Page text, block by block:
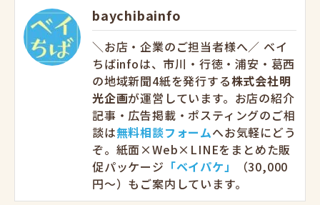
baychibainfo
＼お店・企業のご担当者様へ／ ベイ
ちばinfoは、市川・行徳・浦安・葛西
の地域新聞4紙を発行する株式会社明
光企画が運営しています。お店の紹介
記事・広告掲載・ポスティングのご相
談は無料相談フォームへお気軽にどう
ぞ。紙面×Web×LINEをまとめた販
促パッケージ 「ベイパケ」
（30,000
円〜）もご案内しています。